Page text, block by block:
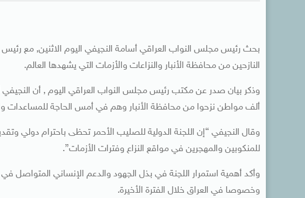
بحث رئيس مجلس النواب العراقي أسامة النجيفي اليوم الاثنين, مع رئيس
النازحين من محافظة الأنبار والنزاعات والأزمات التي يشهدها العالم.
ألف مواطن نزحوا من محافظة الأنبار وهم في أمس الحاجة للمساعدات
وقال النجيفي “إن اللجنة الدولية للصليب الأحمر تحظى باحترام دولي
للمنكوبين والمهجرين في مواقع النزاع وفترات الأزمات”.
وأكد أهمية استمرار اللجنة في بذل الجهود والدعم الإنساني المتواصل
وخصوصا في العراق خلال الفترة الأخيرة.